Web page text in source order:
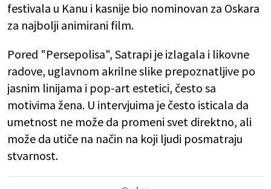
festivala u Kanu i kasnije bio nominovan za Oskara
za najbolji animirani film.
Pored "Persepolisa", Satrapi je izlagala i likovne
radove, uglavnom akrilne slike prepoznatljive po
jasnim linijama i pop-art estetici, često sa
motivima žena. U intervjuima je često isticala da
umetnost ne može da promeni svet direktno, ali
može da utiče na način na koji ljudi posmatraju
stvarnost.